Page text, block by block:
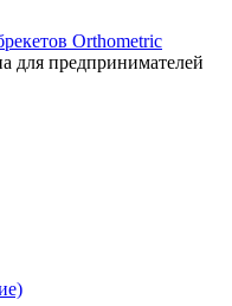
для предпринимателей